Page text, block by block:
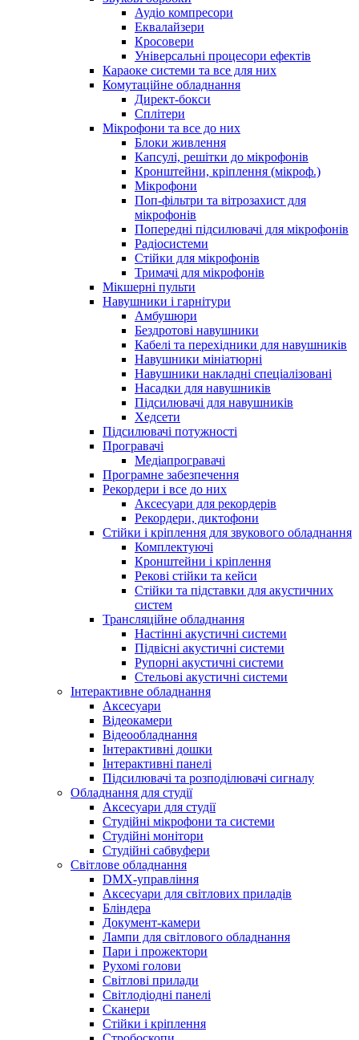
Аудіо компресори
Еквалайзери
Кросовери
Універсальні процесори ефектів
Караоке системи та все для них
Комутаційне обладнання
Директ-бокси
Сплітери
Мікрофони та все до них
Блоки живлення
Капсулі, решітки до мікрофонів
Кронштейни, кріплення (мікроф.)
Мікрофони
Поп-фільтри та вітрозахист для
мікрофонів
Попередні підсилювачі для мікрофонів
Радіосистеми
Стійки для мікрофонів
Тримачі для мікрофонів
Мікшерні пульти
Навушники і гарнітури
Амбушюри
Бездротові навушники
Кабелі та перехідники для навушників
Навушники мініатюрні
Навушники накладні спеціалізовані
Насадки для навушників
Підсилювачі для навушників
Хедсети
Підсилювачі потужності
Програвачі
Медіапрогравачі
Програмне забезпечення
Рекордери і все до них
Аксесуари для рекордерів
Рекордери, диктофони
Стійки і кріплення для звукового обладнання
Комплектуючі
Кронштейни і кріплення
Рекові стійки та кейси
Стійки та підставки для акустичних
систем
Трансляційне обладнання
Настінні акустичні системи
Підвісні акустичні системи
Рупорні акустичні системи
Стельові акустичні системи
Інтерактивне обладнання
Аксесуари
Відеокамери
Відеообладнання
Інтерактивні дошки
Інтерактивні панелі
Підсилювачі та розподілювачі сигналу
Обладнання для студії
Аксесуари для студії
Студійні мікрофони та системи
Студійні монітори
Студійні сабвуфери
Світлове обладнання
DMX-управління
Аксесуари для світлових приладів
Бліндера
Документ-камери
Лампи для світлового обладнання
Пари і прожектори
Рухомі голови
Світлові прилади
Світлодіодні панелі
Сканери
Стійки і кріплення